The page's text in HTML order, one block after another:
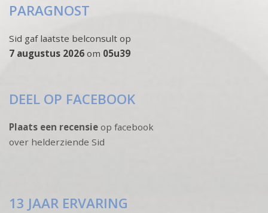
PARAGNOST
Sid gaf laatste belconsult op
7 augustus 2026 om 05u39
DEEL OP FACEBOOK
Plaats een recensie op facebook
over helderziende Sid
13 JAAR ERVARING